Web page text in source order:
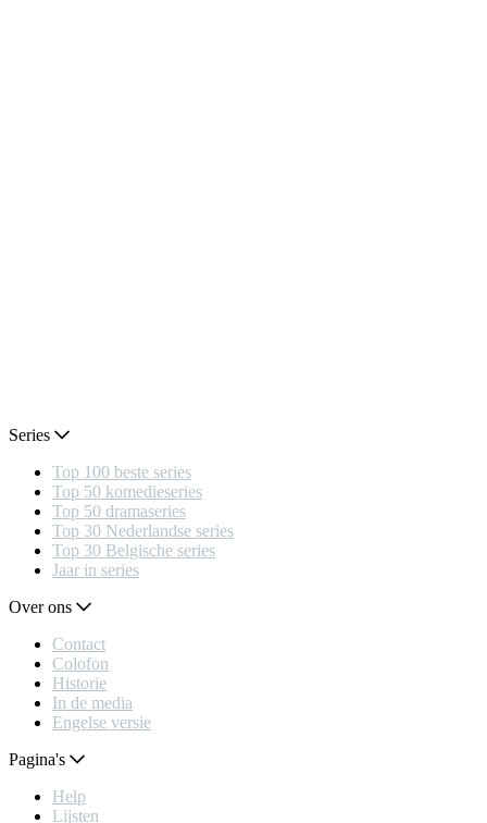
Series
Top 100 beste series
Top 50 komedieseries
Top 50 dramaseries
Top 30 Nederlandse series
Top 30 Belgische series
Jaar in series
Over ons
Contact
Colofon
Historie
In de media
Engelse versie
Pagina's
Help
Lijsten